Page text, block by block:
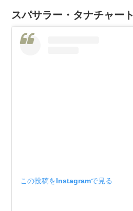
スパサラー・タナチャート
この投稿をInstagramで見る